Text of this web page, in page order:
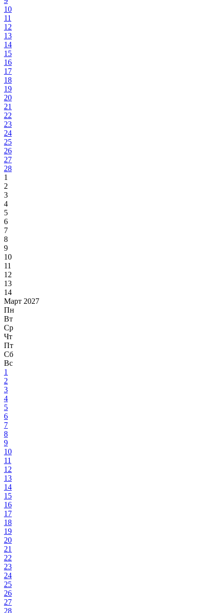
10
11
12
13
14
15
16
17
18
19
20
21
22
23
24
25
26
27
28
1
2
3
4
5
6
7
8
9
10
11
12
13
14
Март 2027
Пн
Вт
Ср
Чт
Пт
Сб
Вс
1
2
3
4
5
6
7
8
9
10
11
12
13
14
15
16
17
18
19
20
21
22
23
24
25
26
27
28